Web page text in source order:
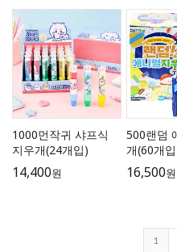
1000먼작귀 샤프식
지우개(24개입)
14,400원
500랜덤
개(60개
16,500원
1